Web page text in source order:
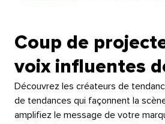
Coup de
voix influentes
Découvrez les créateurs de
de tendances qui façonnent la
amplifiez le message de votre